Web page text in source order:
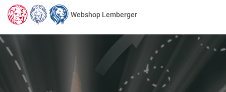
Webshop Lemberger